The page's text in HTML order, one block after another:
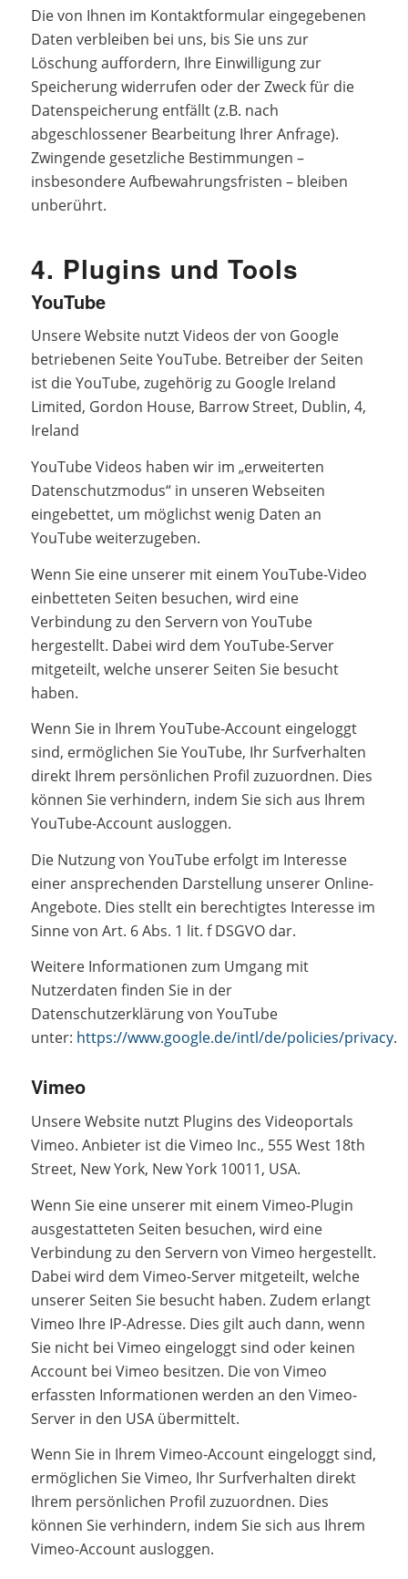
Die von Ihnen im Kontaktformular eingegebenen
Daten verbleiben bei uns, bis Sie uns zur
Löschung auffordern, Ihre Einwilligung zur
Speicherung widerrufen oder der Zweck für die
Datenspeicherung entfällt (z.B. nach
abgeschlossener Bearbeitung Ihrer Anfrage).
Zwingende gesetzliche Bestimmungen –
insbesondere Aufbewahrungsfristen – bleiben
unberührt.
4. Plugins und Tools
YouTube
Unsere Website nutzt Videos der von Google
betriebenen Seite YouTube. Betreiber der Seiten
ist die YouTube, zugehörig zu Google Ireland
Limited, Gordon House, Barrow Street, Dublin, 4,
Ireland
YouTube Videos haben wir im „erweiterten
Datenschutzmodus“ in unseren Webseiten
eingebettet, um möglichst wenig Daten an
YouTube weiterzugeben.
Wenn Sie eine unserer mit einem YouTube-Video
einbetteten Seiten besuchen, wird eine
Verbindung zu den Servern von YouTube
hergestellt. Dabei wird dem YouTube-Server
mitgeteilt, welche unserer Seiten Sie besucht
haben.
Wenn Sie in Ihrem YouTube-Account eingeloggt
sind, ermöglichen Sie YouTube, Ihr Surfverhalten
direkt Ihrem persönlichen Profil zuzuordnen. Dies
können Sie verhindern, indem Sie sich aus Ihrem
YouTube-Account ausloggen.
Die Nutzung von YouTube erfolgt im Interesse
einer ansprechenden Darstellung unserer Online-
Angebote. Dies stellt ein berechtigtes Interesse im
Sinne von Art. 6 Abs. 1 lit. f DSGVO dar.
Weitere Informationen zum Umgang mit
Nutzerdaten finden Sie in der
Datenschutzerklärung von YouTube
unter: https://www.google.de/intl/de/policies/privacy.
Vimeo
Unsere Website nutzt Plugins des Videoportals
Vimeo. Anbieter ist die Vimeo Inc., 555 West 18th
Street, New York, New York 10011, USA.
Wenn Sie eine unserer mit einem Vimeo-Plugin
ausgestatteten Seiten besuchen, wird eine
Verbindung zu den Servern von Vimeo hergestellt.
Dabei wird dem Vimeo-Server mitgeteilt, welche
unserer Seiten Sie besucht haben. Zudem erlangt
Vimeo Ihre IP-Adresse. Dies gilt auch dann, wenn
Sie nicht bei Vimeo eingeloggt sind oder keinen
Account bei Vimeo besitzen. Die von Vimeo
erfassten Informationen werden an den Vimeo-
Server in den USA übermittelt.
Wenn Sie in Ihrem Vimeo-Account eingeloggt sind,
ermöglichen Sie Vimeo, Ihr Surfverhalten direkt
Ihrem persönlichen Profil zuzuordnen. Dies
können Sie verhindern, indem Sie sich aus Ihrem
Vimeo-Account ausloggen.